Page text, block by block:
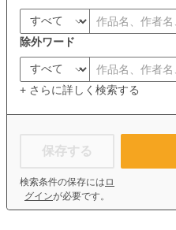
除外ワード
+ さらに詳しく検索する
保存する
検索条件の保存には ロ
グインが必要です。